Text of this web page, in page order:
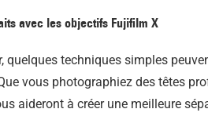
avec les objectifs Fujifilm X
quelques techniques simples
vous photographiez des têtes
aideront à créer une meilleure